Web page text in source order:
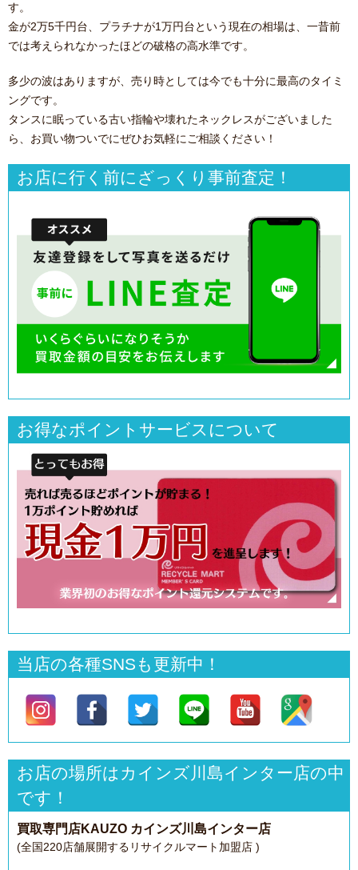
す。
金が2万5千円台、プラチナが1万円台という現在の相場は、一昔前
では考えられなかったほどの破格の高水準です。
多少の波はありますが、売り時としては今でも十分に最高のタイミ
ングです。
タンスに眠っている古い指輪や壊れたネックレスがございました
ら、お買い物ついでにぜひお気軽にご相談ください！
お店に行く前にざっくり事前査定！
お得なポイントサービスについて
当店の各種SNSも更新中！
お店の場所はカインズ川島インター店の中
です！
買取専門店KAUZO カインズ川島インター店
(全国220店舗展開するリサイクルマート加盟店 )